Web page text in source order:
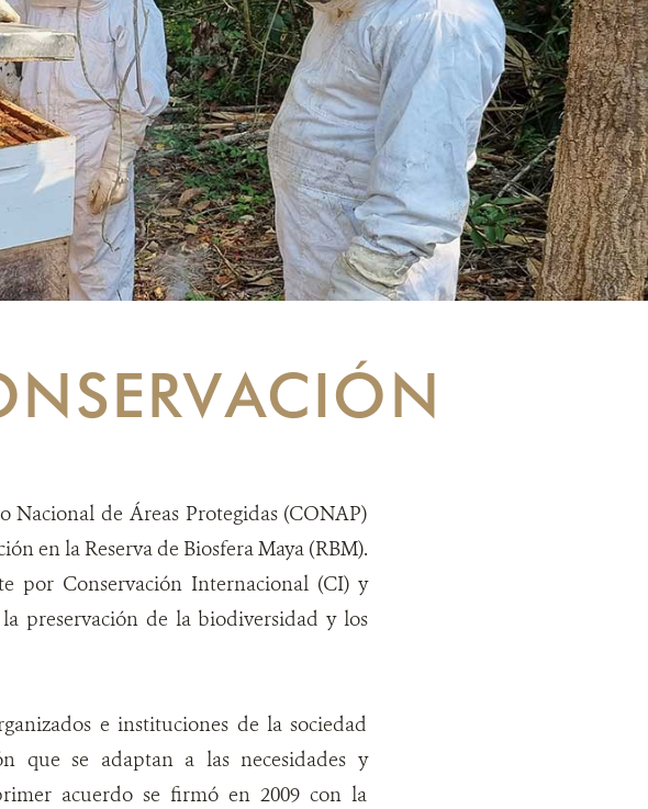
Nacional de Áreas Protegidas (CONAP)
en la Reserva de Biosfera Maya (RBM).
por Conservación Internacional (CI) y
preservación de la biodiversidad y los
e instituciones de la sociedad
que se adaptan a las necesidades y
acuerdo se firmó en 2009 con la